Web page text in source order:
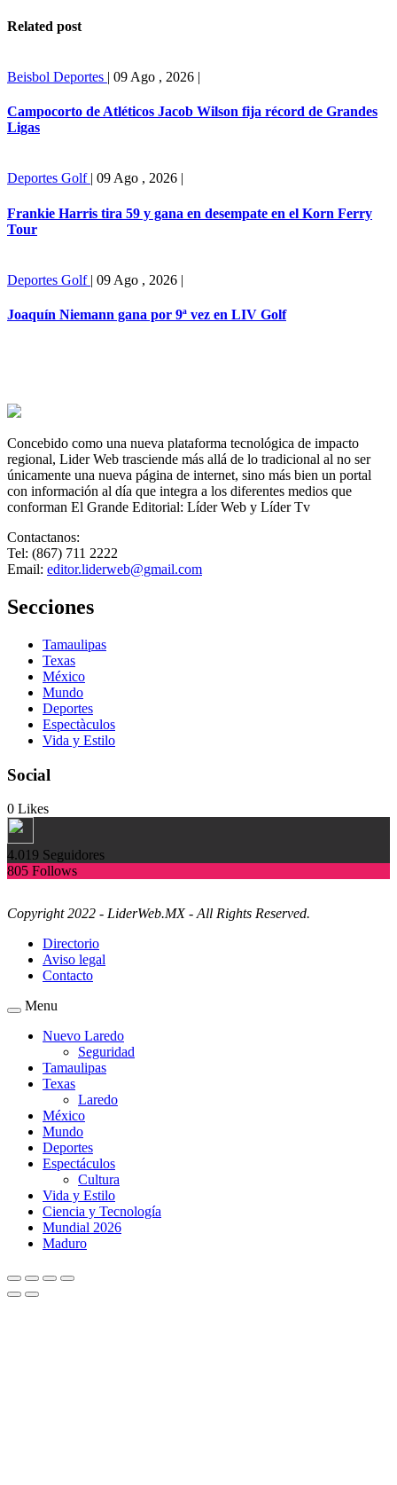
Related post
Beisbol Deportes | 09 Ago , 2026 |
Campocorto de Atléticos Jacob Wilson fija récord de Grandes
Ligas
Deportes Golf | 09 Ago , 2026 |
Frankie Harris tira 59 y gana en desempate en el Korn Ferry
Tour
Deportes Golf | 09 Ago , 2026 |
Joaquín Niemann gana por 9ª vez en LIV Golf
Concebido como una nueva plataforma tecnológica de impacto
regional, Lider Web trasciende más allá de lo tradicional al no ser
únicamente una nueva página de internet, sino más bien un portal
con información al día que integra a los diferentes medios que
conforman El Grande Editorial: Líder Web y Líder Tv
Contactanos:
Tel: (867) 711 2222
Email: editor.liderweb@gmail.com
Secciones
Tamaulipas
Texas
México
Mundo
Deportes
Espectàculos
Vida y Estilo
Social
0 Likes
4.019 Seguidores
805 Follows
Copyright 2022 - LiderWeb.MX - All Rights Reserved.
Directorio
Aviso legal
Contacto
Menu
Nuevo Laredo
Seguridad
Tamaulipas
Texas
Laredo
México
Mundo
Deportes
Espectáculos
Cultura
Vida y Estilo
Ciencia y Tecnología
Mundial 2026
Maduro